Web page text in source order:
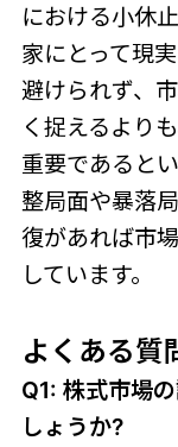
における小休
家にとって現
避けられず、
く捉えるより
重要であると
整局面や暴落
復があれば市
しています。
よくある質
Q1: 株式市場
しょうか?